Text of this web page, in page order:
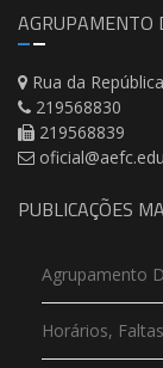
AGRUPAMENTO
Rua da
219568830
219568839
PUBLICAÇÕES
Agrupamento
Horários,